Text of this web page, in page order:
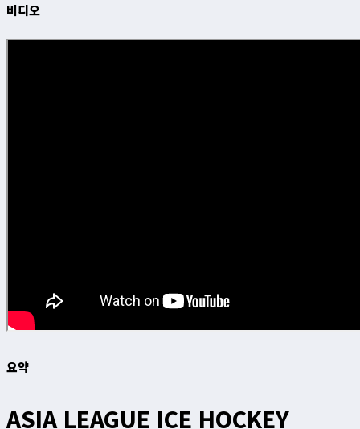
비디오
요약
ASIA LEAGUE ICE HOCKEY